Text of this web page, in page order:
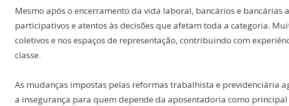
Mesmo após o encerramento da vida laboral, bancários e bancárias
participativos e atentos às decisões que afetam toda a categoria.
coletivos e nos espaços de representação, contribuindo com
classe.
As mudanças impostas pelas reformas trabalhista e previdenciária
a insegurança para quem depende da aposentadoria como